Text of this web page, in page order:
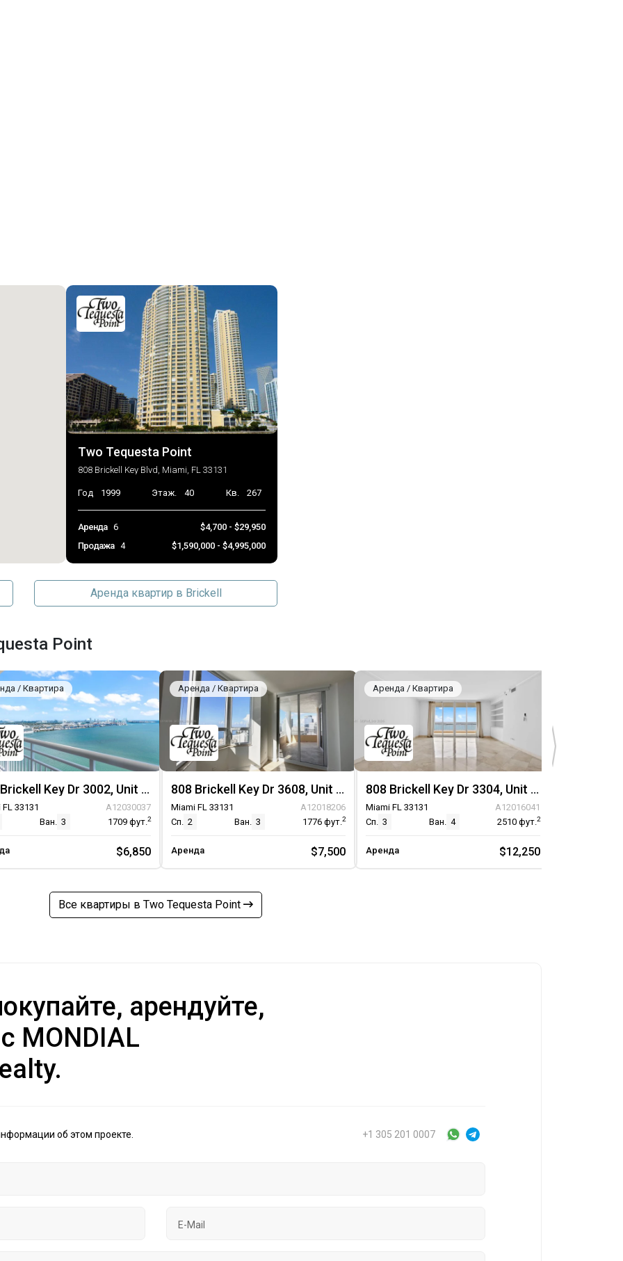
BuildingSecurity, ComplexFenced, GatedWithGuard,
SmokeDetectors
2026-07-14 00:46:52
Two Tequesta Point
808 Brickell Key Blvd, Miami, FL 33131
Год 1999 Этаж. 40 Кв. 267
Аренда 6
$4,700 - $29,950
Продажа
4 $1,590,000 - $4,995,000
Аренда квартир в Brickell
Point
/ Квартира
808 Brickell Key Dr 3002, Unit 3002
33131
A12030037
Ван. 3 1709 фут.2
$6,850
Аренда / Квартира
808 Brickell Key Dr 3608, Unit 3608
Miami FL 33131
A12018206
Сп. 2 Ван. 3 1776 фут.2
Аренда $7,500
Аренда / Квартира
808 Brickell Key Dr 3304, Unit 3304
Miami FL 33131
A12016041
Сп. 3 Ван. 4 2510 фут.2
Аренда $12,250
Все квартиры в Two Tequesta Point
арендуйте,
MONDIAL
об этом проекте. +1 305 201 0007